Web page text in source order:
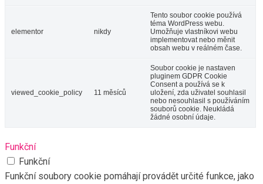
elementor nikdy
Tento soubor cookie používá
téma WordPress webu.
Umožňuje vlastníkovi webu
implementovat nebo měnit
obsah webu v reálném čase.
viewed_cookie_policy 11 měsíců
Soubor cookie je nastaven
pluginem GDPR Cookie
Consent a používá se k
uložení, zda uživatel souhlasil
nebo nesouhlasil s používáním
souborů cookie. Neukládá
žádné osobní údaje.
Funkční
Funkční
Funkční soubory cookie pomáhají provádět určité funkce, jako